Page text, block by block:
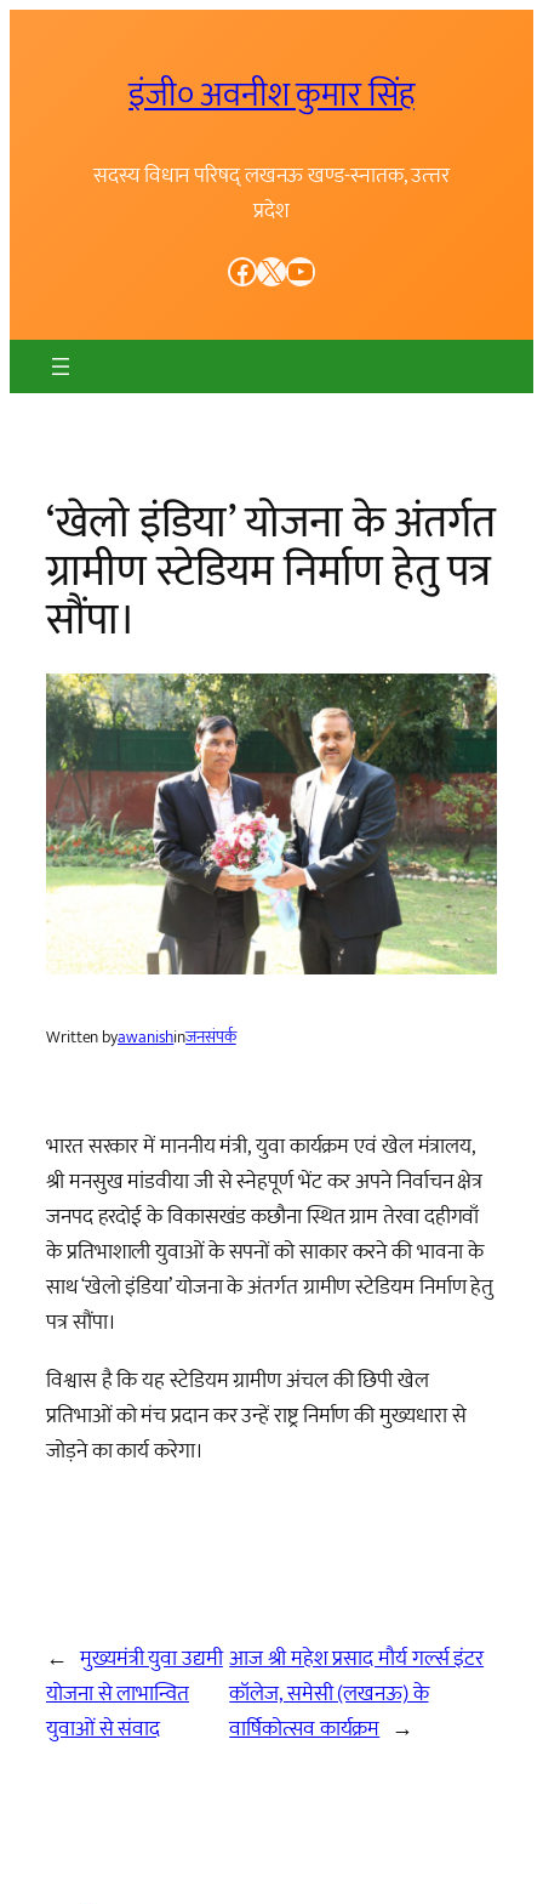
इंजी० अवनीश कुमार सिंह
सदस्य विधान परिषद् लखनऊ खण्ड-स्नातक, उत्त्तर
प्रदेश
Facebook X YouTube
‘खेलो इंडिया’ योजना के अंतर्गत
ग्रामीण स्टेडियम निर्माण हेतु पत्र
सौंपा।
Written byawanishinजनसंपर्क
भारत सरकार में माननीय मंत्री, युवा कार्यक्रम एवं खेल मंत्रालय,
श्री मनसुख मांडवीया जी से स्नेहपूर्ण भेंट कर अपने निर्वाचन क्षेत्र
जनपद हरदोई के विकासखंड कछौना स्थित ग्राम तेरवा दहीगवाँ
के प्रतिभाशाली युवाओं के सपनों को साकार करने की भावना के
साथ ‘खेलो इंडिया’ योजना के अंतर्गत ग्रामीण स्टेडियम निर्माण हेतु
पत्र सौंपा।
विश्वास है कि यह स्टेडियम ग्रामीण अंचल की छिपी खेल
प्रतिभाओं को मंच प्रदान कर उन्हें राष्ट्र निर्माण की मुख्यधारा से
जोड़ने का कार्य करेगा।
← मुख्यमंत्री युवा उद्यमी
योजना से लाभान्वित
युवाओं से संवाद
आज श्री महेश प्रसाद मौर्य गर्ल्स इंटर
कॉलेज, समेसी (लखनऊ) के
वार्षिकोत्सव कार्यक्रम →